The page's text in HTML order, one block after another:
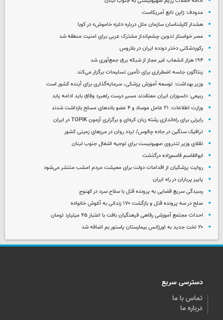
مدودف: ژاپن تابع آمریکاست
هشدار کارشناسان سازمان ملل درباره «غزه‌ خاموش» در کوبا
مصر خواستار تدوین چشم‌انداز مشترک عربی برای امنیت منطقه شد
رکوردشکنی دختر دونده ایران در بلاروس
۱۹۴ هزار انشعاب غیر مجاز از شبکه برق جمع‌آوری شد
پنتاگون جلسه اضطراری برای تأمین تسلیحات برگزار می‌کند
وزیر بهداشت: توسعه آموزش پزشکی، سرمایه‌گذاری برای آینده کشور است
ربیعی: دلسوزان ایران معتقدند مسیر درست راهبرد وفاق باید ادامه یابد
وزارت اطلاعات: ۲۱ عامل موساد و ۴ عضو باندهای مسلح بازداشت شدند
رایزنی برای راه‌اندازی رشته زبان کره‌ای و برگزاری آزمون TOPIK در ایران
ترافیک سنگین در جاده چالوس/ تردد روان در مرزهای زمینی کشور
تقلای وزیر تندروی صهیونیست برای توجیه اشغال جنوب لبنان
ابوالقاسم قاسم‌زاده درگذشت
روایت پزشکیان از اقدامات دولت برای معیشت مردم امشب منتشر می‌شود
پاییز پرباران در راه ایران
رسیدگی سریع قضایی به پرونده قتل با سلاح سرد در کهنوج
صلح در سه پرونده قتل و بازگشت ۱۷۰ زندانی به آغوش خانواده
احداث مجتمع آموزشی رفاهی فرهنگیان بافت با اعتبار ۴۵ میلیارد تومان
۲۰ تخت جدید به اورژانس بیمارستان پاستور بم اضافه شد
دسترسی سریع
تماس با ما
درباره ما